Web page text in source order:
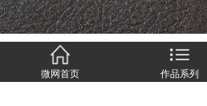
微网首页 作品系列